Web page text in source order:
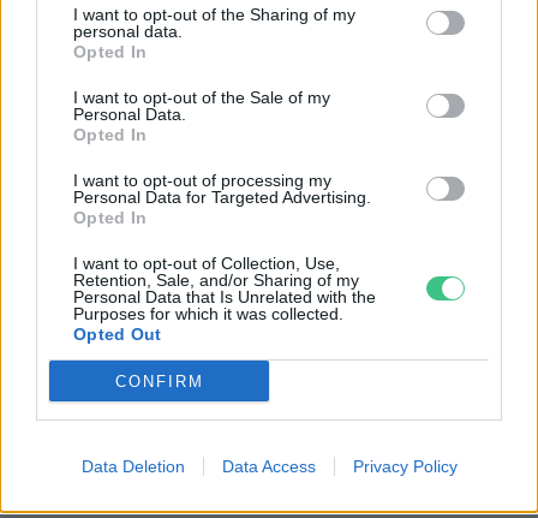
I want to opt-out of the Sharing of my
personal data.
Opted In
I want to opt-out of the Sale of my
Personal Data.
Opted In
I want to opt-out of processing my
Personal Data for Targeted Advertising.
Opted In
I want to opt-out of Collection, Use,
Retention, Sale, and/or Sharing of my
Personal Data that Is Unrelated with the
Purposes for which it was collected.
Opted Out
CONFIRM
Data Deletion Data Access Privacy Policy
megfelelő energiatárolás
ENERGIA
Minden évszázadra jutott egy
„szuperaszály”, az idei év mégis más
AGRÁRIUM